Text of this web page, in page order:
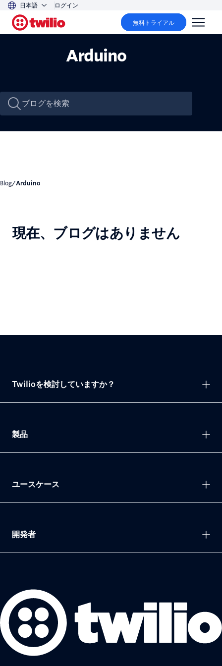
日本語 ログイン
無料トライアル
Arduino
Blog/ Arduino
現在、ブログはありません
Twilioを検討していますか？
製品
ユースケース
開発者